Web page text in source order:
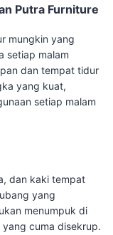
Putra Furniture
mungkin yang
setiap malam
dan tempat tidur
yang kuat,
setiap malam
dan kaki tempat
yang
menumpuk di
cuma disekrup.